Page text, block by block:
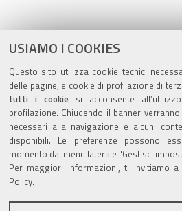
USIAMO I COOKIES
Questo sito utilizza cookie tecnici
delle pagine, e cookie di profilazione di
tutti i cookiesi acconsente
profilazione. Chiudendo il banner
necessari alla navigazione e alcuni
disponibili. Le preferenze possono
momento dal menu laterale "Gestisci
Per maggiori informazioni, ti invitiamo
Policy.
sul
documento
ultima modifica
Valuta